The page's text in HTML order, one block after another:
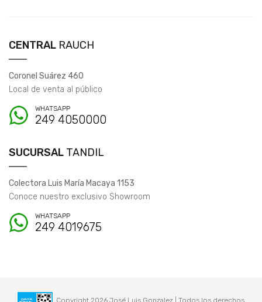
CENTRAL RAUCH
Coronel Suárez 460
Local de venta al público
WHATSAPP
249 4050000
SUCURSAL TANDIL
Colectora Luis María Macaya 1153
Conoce nuestro exclusivo Showroom
WHATSAPP
249 4019675
Copyright 2026 José Luis Gonzalez | Todos los derechos